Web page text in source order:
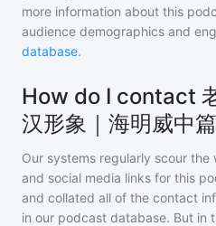
more information about this
audience demographics and
database.
How do I contact
汉形象｜海明威中
Our systems regularly scour
and social media links for this
and collated all of the contact
in our podcast database. But in